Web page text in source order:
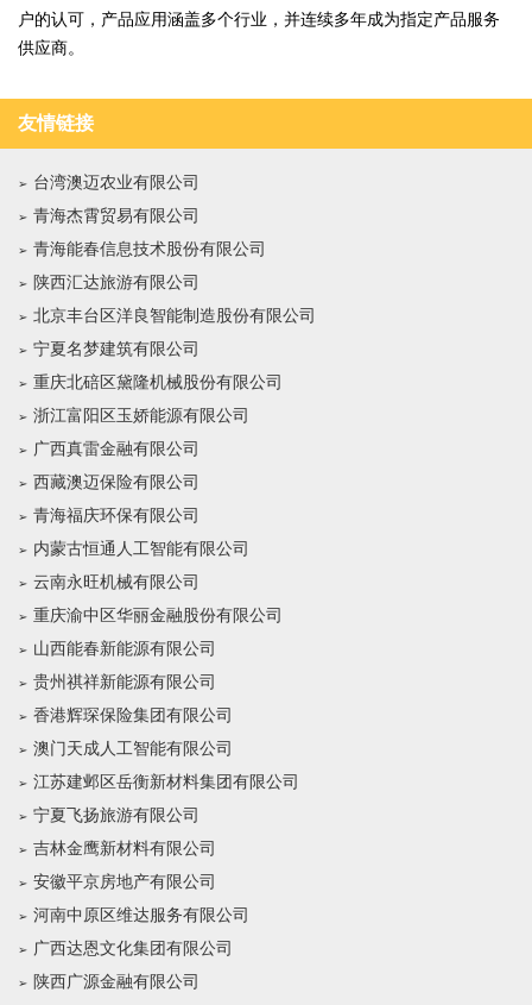
户的认可，产品应用涵盖多个行业，并连续多年成为指定产品服务
供应商。
友情链接
台湾澳迈农业有限公司
青海杰霄贸易有限公司
青海能春信息技术股份有限公司
陕西汇达旅游有限公司
北京丰台区洋良智能制造股份有限公司
宁夏名梦建筑有限公司
重庆北碚区黛隆机械股份有限公司
浙江富阳区玉娇能源有限公司
广西真雷金融有限公司
西藏澳迈保险有限公司
青海福庆环保有限公司
内蒙古恒通人工智能有限公司
云南永旺机械有限公司
重庆渝中区华丽金融股份有限公司
山西能春新能源有限公司
贵州祺祥新能源有限公司
香港辉琛保险集团有限公司
澳门天成人工智能有限公司
江苏建邺区岳衡新材料集团有限公司
宁夏飞扬旅游有限公司
吉林金鹰新材料有限公司
安徽平京房地产有限公司
河南中原区维达服务有限公司
广西达恩文化集团有限公司
陕西广源金融有限公司